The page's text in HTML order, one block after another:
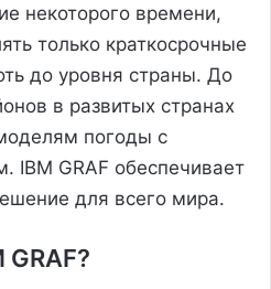
некоторого времени,
только краткосрочные
до уровня страны. До
в развитых странах
погоды с
IBM GRAF обеспечивает
для всего мира.
GRAF?